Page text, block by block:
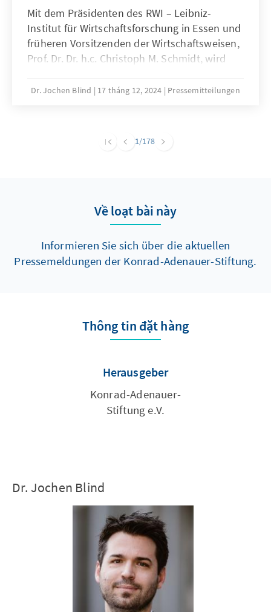
Mit dem Präsidenten des RWI – Leibniz-
Institut für Wirtschaftsforschung in Essen und
früheren Vorsitzenden der Wirtschaftsweisen,
Prof. Dr. Dr. h.c. Christoph M. Schmidt, wird
Persönlichkeit die Arbeit der Stiftung für ein
Heusgen (2022), die Meeresbiologin Antje
Dr. Jochen Blind 17 tháng 12, 2024 Pressemitteilungen
1/178
Về loạt bài này
Informieren Sie sich über die aktuellen
Pressemeldungen der Konrad-Adenauer-Stiftung.
Thông tin đặt hàng
Herausgeber
Konrad-Adenauer-
Stiftung e.V.
Dr. Jochen Blind